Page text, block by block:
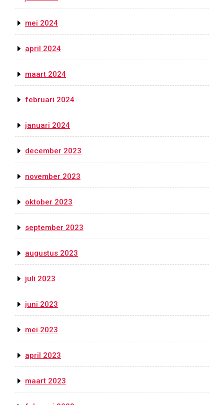
mei 2024
april 2024
maart 2024
februari 2024
januari 2024
december 2023
november 2023
oktober 2023
september 2023
augustus 2023
juli 2023
juni 2023
mei 2023
april 2023
maart 2023